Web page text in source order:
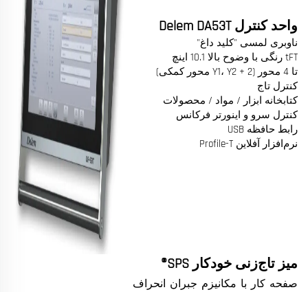
واحد کنترل Delem DA53T
ناوبری لمسی "کلید داغ"
tFT رنگی با وضوح بالا 10.1 اینچ
تا 4 محور (Y1، Y2 + 2 محور کمکی)
کنترل تاج
کتابخانه ابزار / مواد / محصولات
کنترل سرو و اینورتر فرکانس
رابط حافظه USB
نرم‌افزار آفلاین Profile-T
میز تاج‌زنی خودکار SPS®
صفحه کار با مکانیزم جبران انحراف